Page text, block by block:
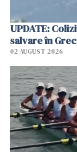
UPDATE:
salvare în
02 AUGUST 2026